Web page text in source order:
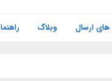
ارسال وبلاگ راهنما